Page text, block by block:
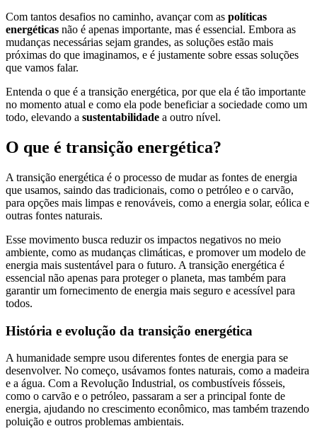
Com tantos desafios no caminho, avançar com as políticas
energéticas não é apenas importante, mas é essencial. Embora as
mudanças necessárias sejam grandes, as soluções estão mais
próximas do que imaginamos, e é justamente sobre essas soluções
que vamos falar.
Entenda o que é a transição energética, por que ela é tão importante
no momento atual e como ela pode beneficiar a sociedade como um
todo, elevando a sustentabilidade a outro nível.
O que é transição energética?
A transição energética é o processo de mudar as fontes de energia
que usamos, saindo das tradicionais, como o petróleo e o carvão,
para opções mais limpas e renováveis, como a energia solar, eólica e
outras fontes naturais.
Esse movimento busca reduzir os impactos negativos no meio
ambiente, como as mudanças climáticas, e promover um modelo de
energia mais sustentável para o futuro. A transição energética é
essencial não apenas para proteger o planeta, mas também para
garantir um fornecimento de energia mais seguro e acessível para
todos.
História e evolução da transição energética
A humanidade sempre usou diferentes fontes de energia para se
desenvolver. No começo, usávamos fontes naturais, como a madeira
e a água. Com a Revolução Industrial, os combustíveis fósseis,
como o carvão e o petróleo, passaram a ser a principal fonte de
energia, ajudando no crescimento econômico, mas também trazendo
poluição e outros problemas ambientais.